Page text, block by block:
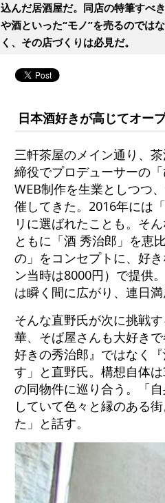
込んだ居酒屋だ。同店の特筆すべ
や酒といった“モノ”を売るのでは
く、その店づくりは必見だ。
日本酒好きが高じてオー
三軒茶屋のメイン通り、
締役でプロデューサーの
WEB制作を生業としつつ
催してきた。2016年には
リに選ばれたことも。そ
ともに「酒 秀治郎」を恵
の」をコンセプトに、好
ン当時は8000円）で提供
は瞬く間に広がり、連日満
そんな直野氏が次に挑戦
華、そば屋さんも大好き
好きの秀治郎』ではなく
す」と直野氏。構想自体
の同物件に巡り合う。「
していて色々と縁のある
た」と話す。